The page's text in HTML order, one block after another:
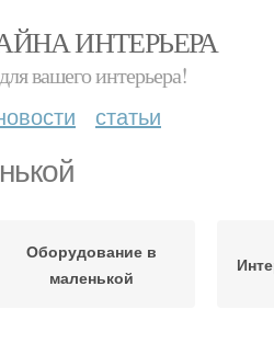
ИНТЕРЬЕРА
вашего интерьера!
статьи
Оборудование в
маленькой